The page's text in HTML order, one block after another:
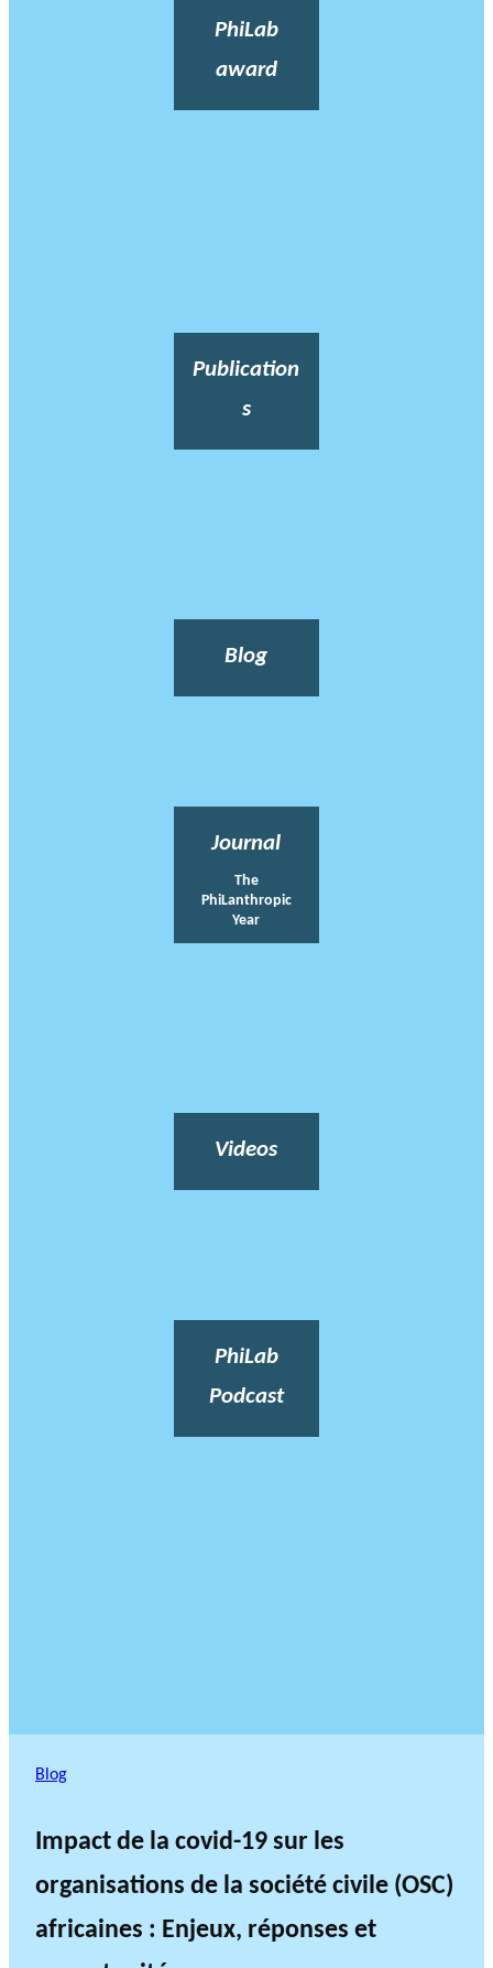
PhiLab
award
Publication
s
Blog
Journal
The
PhiLanthropic
Year
Videos
PhiLab
Podcast
Blog
Impact de la covid-19 sur les
organisations de la société civile (OSC)
africaines : Enjeux, réponses et